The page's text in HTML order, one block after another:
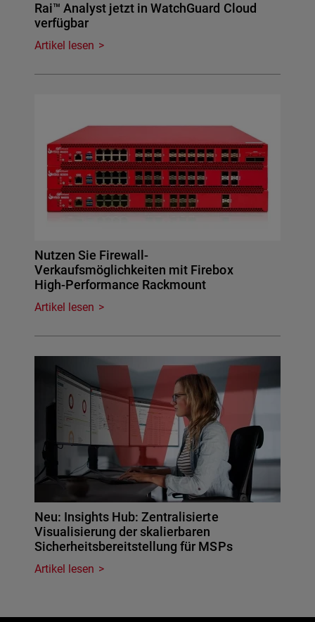
Rai™ Analyst jetzt in WatchGuard Cloud
verfügbar
Artikel lesen
Nutzen Sie Firewall-
Verkaufsmöglichkeiten mit Firebox
High-Performance Rackmount
Artikel lesen
Neu: Insights Hub: Zentralisierte
Visualisierung der skalierbaren
Sicherheitsbereitstellung für MSPs
Artikel lesen